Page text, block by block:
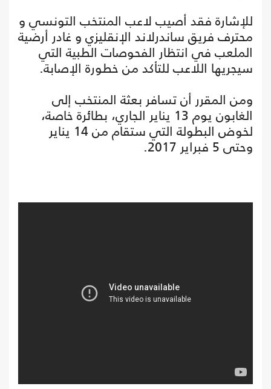
للإشارة فقد أصيب لاعب المنتخب التونسي و
محترف فريق ساندرلاند الإنقليزي و غادر أرضية
الملعب في انتظار الفحوصات الطبية التي
سيجريها اللاعب للتأكد من خطورة الإصابة.
ومن المقرر أن تسافر بعثة المنتخب إلى
الغابون يوم 13 يناير الجاري، بطائرة خاصة،
لخوض البطولة التي ستقام من 14 يناير
وحتى 5 فبراير 2017.